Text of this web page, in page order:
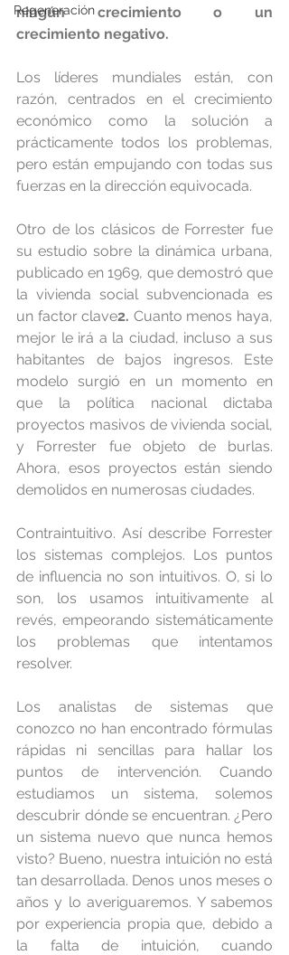
Regeneración
ningún crecimiento o un
crecimiento negativo.
Los líderes mundiales están, con
razón, centrados en el crecimiento
económico como la solución a
prácticamente todos los problemas,
pero están empujando con todas sus
fuerzas en la dirección equivocada.
Otro de los clásicos de Forrester fue
su estudio sobre la dinámica urbana,
publicado en 1969, que demostró que
la vivienda social subvencionada es
un factor clave2. Cuanto menos haya,
mejor le irá a la ciudad, incluso a sus
habitantes de bajos ingresos. Este
modelo surgió en un momento en
que la política nacional dictaba
proyectos masivos de vivienda social,
y Forrester fue objeto de burlas.
Ahora, esos proyectos están siendo
demolidos en numerosas ciudades.
Contraintuitivo. Así describe Forrester
los sistemas complejos. Los puntos
de influencia no son intuitivos. O, si lo
son, los usamos intuitivamente al
revés, empeorando sistemáticamente
los problemas que intentamos
resolver.
Los analistas de sistemas que
conozco no han encontrado fórmulas
rápidas ni sencillas para hallar los
puntos de intervención. Cuando
estudiamos un sistema, solemos
descubrir dónde se encuentran. ¿Pero
un sistema nuevo que nunca hemos
visto? Bueno, nuestra intuición no está
tan desarrollada. Denos unos meses o
años y lo averiguaremos. Y sabemos
por experiencia propia que, debido a
la falta de intuición, cuando